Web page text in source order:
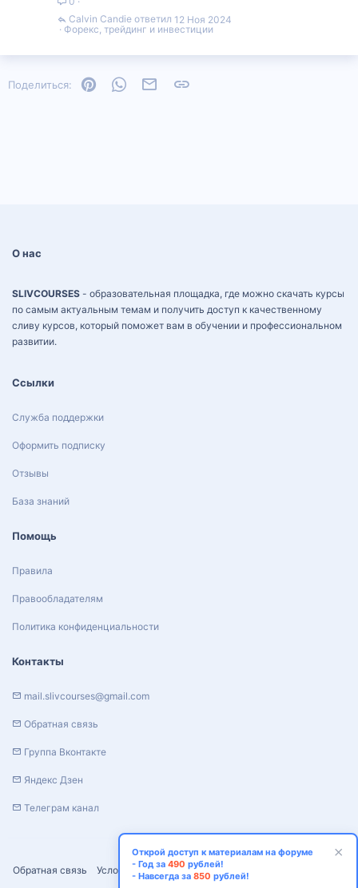
Форекс, трейдинг и инвестиции
12 Ноя 2024
Calvin Candie
Поделиться: PinterestWhatsAppЭлектронная почта
Обратная связь Условия и правила
Политика конфиденциальности
О нас
SLIVCOURSES - образовательная площадка, где можно скачать курсы
по самым актуальным темам и получить доступ к качественному
сливу курсов, который поможет вам в обучении и профессиональном
развитии.
Ссылки
Служба поддержки
Оформить подписку
Отзывы
База знаний
Помощь
Правила
Правообладателям
Политика конфиденциальности
Контакты
mail.slivcourses@gmail.com
Обратная связь
Группа Вконтакте
Яндекс Дзен
Телеграм канал
Открой доступ к материалам на форуме
- Год за 490 рублей!
- Навсегда за 850 рублей!